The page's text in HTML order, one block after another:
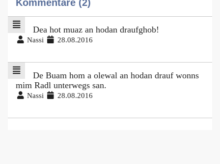
Kommentare (2)
Dea hot muaz an hodan draufghob!
Nassi 28.08.2016
De Buam hom a olewal an hodan drauf wonns
mim Radl unterwegs san.
Nassi 28.08.2016